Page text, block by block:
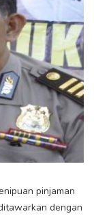
pinjaman
dengan